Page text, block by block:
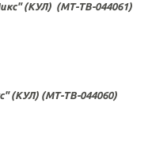
(КУЛ) (МТ-ТВ-044061)
(КУЛ) (МТ-ТВ-044060)